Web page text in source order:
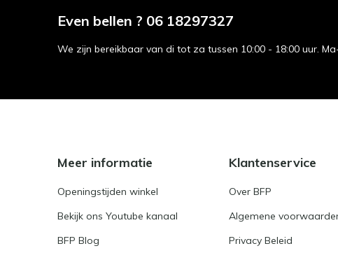
Even bellen ? 06 18297327
We zijn bereikbaar van di tot za tussen 10:00 - 18:00 uur.
Meer informatie
Openingstijden winkel
Bekijk ons Youtube kanaal
BFP Blog
Klantenservice
Over BFP
Algemene
Privacy Beleid